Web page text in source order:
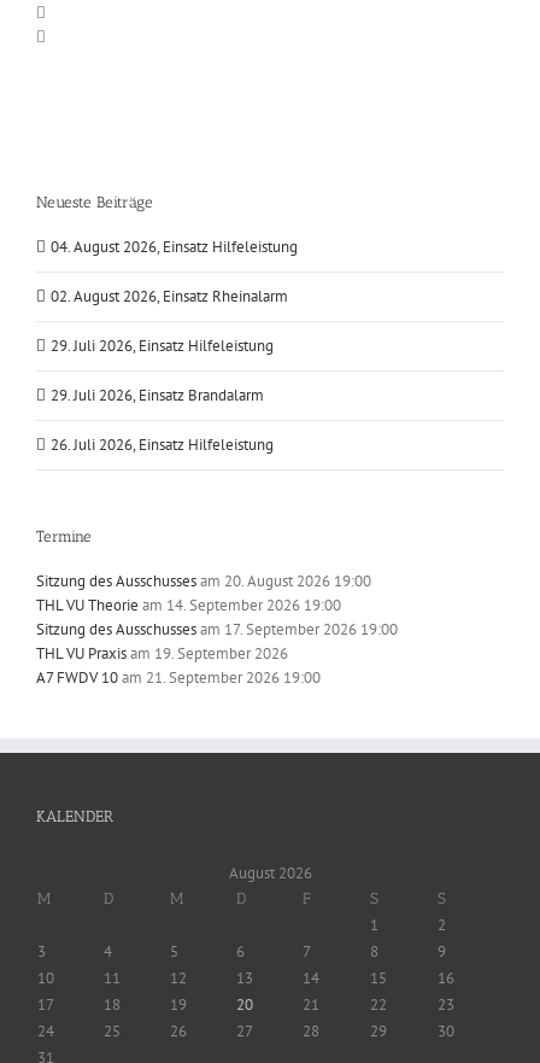
Neueste Beiträge
04. August 2026, Einsatz Hilfeleistung
02. August 2026, Einsatz Rheinalarm
29. Juli 2026, Einsatz Hilfeleistung
29. Juli 2026, Einsatz Brandalarm
26. Juli 2026, Einsatz Hilfeleistung
Termine
Sitzung des Ausschussesam 20. August 2026 19:00
THL VU Theorie am 14. September 2026 19:00
Sitzung des Ausschussesam 17. September 2026 19:00
THL VU Praxisam 19. September 2026
A7 FWDV 10am 21. September 2026 19:00
KALENDER
August 2026
M D M D F S S
1
2
3
4 5 6 7 8
9
10
11 12 13 14 15
16
17
18 19 20 21 22
23
24
25 26 27 28 29
30
31